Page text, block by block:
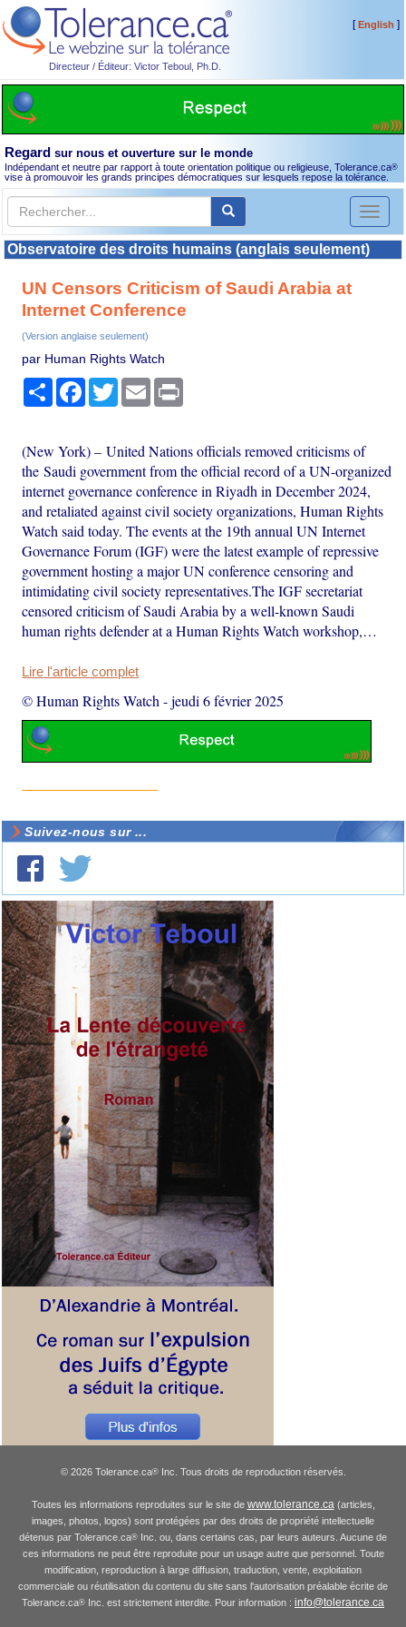
Directeur / Éditeur: Victor Teboul, Ph.D.
[English ]
Regard sur nous et ouverture sur le monde
Indépendant et neutre par rapport à toute orientation politique ou religieuse, Tolerance.ca®
vise à promouvoir les grands principes démocratiques sur lesquels repose la tolérance.
Toggle
Observatoire des droits humains (anglais seulement)
UN Censors Criticism of Saudi Arabia at
Internet Conference
(Version anglaise seulement)
par Human Rights Watch
PartagerFacebook
TwitterEmail
(New York) – United Nations officials removed criticisms of
the Saudi government from the official record of a UN-organized
internet governance conference in Riyadh in December 2024,
and retaliated against civil society organizations, Human Rights
Watch said today. The events at the 19th annual UN Internet
Governance Forum (IGF) were the latest example of repressive
government hosting a major UN conference censoring and
intimidating civil society representatives.The IGF secretariat
censored criticism of Saudi Arabia by a well-known Saudi
human rights defender at a Human Rights Watch workshop,…
Lire l'article complet
© Human Rights Watch -jeudi 6 février 2025
Suivez-nous sur ...
© 2026 Tolerance.ca®Inc. Tous droits de reproduction réservés.
Toutes les informations reproduites sur le site de www.tolerance.ca(articles,
images, photos, logos) sont protégées par des droits de propriété intellectuelle
détenus par Tolerance.ca® Inc. ou, dans certains cas, par leurs auteurs. Aucune de
ces informations ne peut être reproduite pour un usage autre que personnel. Toute
modification, reproduction à large diffusion, traduction, vente, exploitation
commerciale ou réutilisation du contenu du site sans l'autorisation préalable écrite de
Tolerance.ca® Inc. est strictement interdite. Pour information : info@tolerance.ca